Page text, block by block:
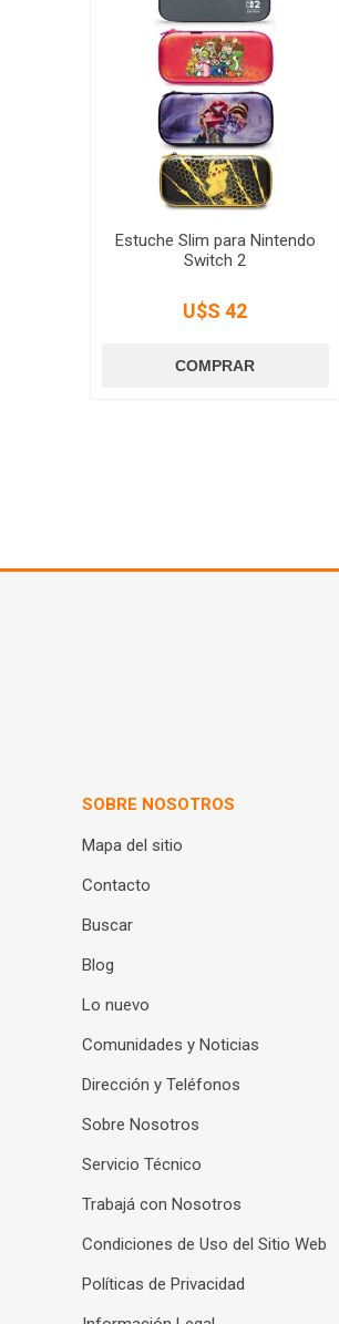
Estuche Slim para Nintendo
Switch 2
U$S 42
SOBRE NOSOTROS
Mapa del sitio
Contacto
Buscar
Blog
Lo nuevo
Comunidades y Noticias
Dirección y Teléfonos
Sobre Nosotros
Servicio Técnico
Trabajá con Nosotros
Condiciones de Uso del Sitio Web
Políticas de Privacidad